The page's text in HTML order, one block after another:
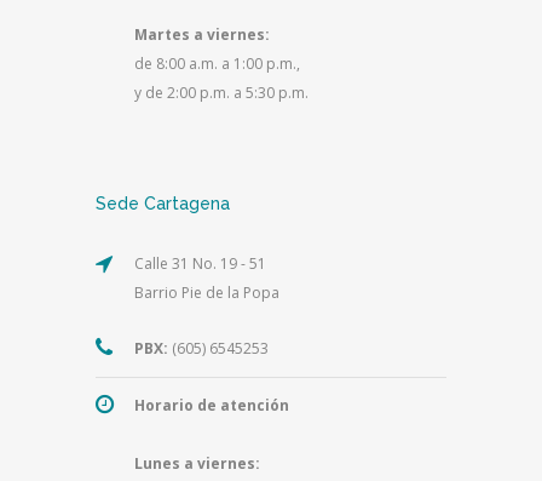
Martes a viernes:
de 8:00 a.m. a 1:00 p.m.,
y de 2:00 p.m. a 5:30 p.m.
Sede Cartagena
Calle 31 No. 19 - 51
Barrio Pie de la Popa
PBX: (605) 6545253
Horario de atención
Lunes a viernes: